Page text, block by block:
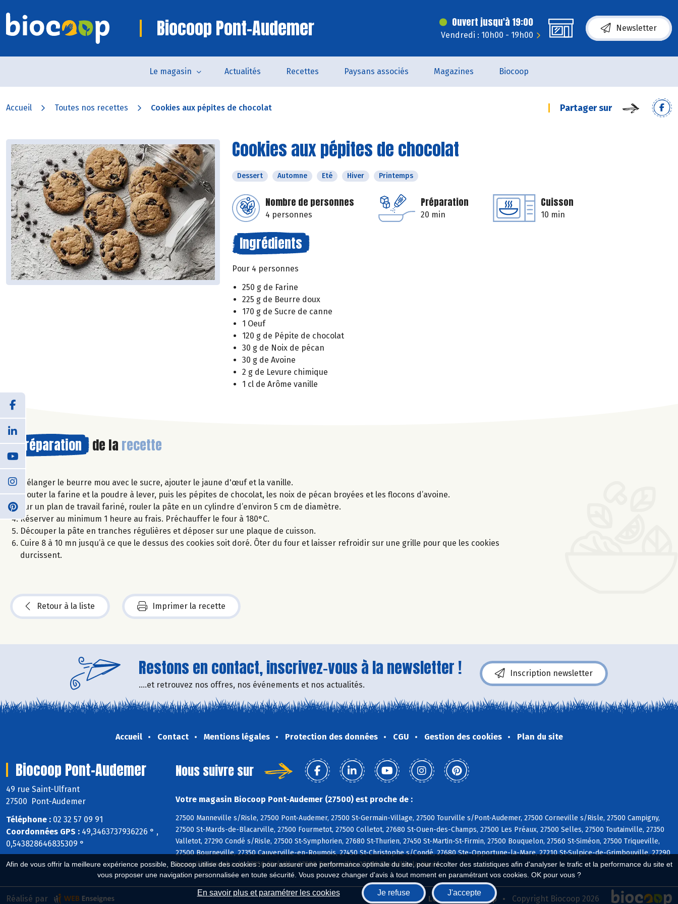
Afin de vous offrir la meilleure expérience possible, Biocoop utilise des cookies : pour assurer une performance optimale du site, pour récolter des statistiques afin d'analyser le trafic et la performance du site et
vous proposer une navigation personnalisée en toute sécurité. Vous pouvez changer d'avis à tout moment en paramétrant vos cookies. OK pour vous ?
En savoir plus et paramétrer les cookies Je refuse J'accepte
Biocoop Pont-Audemer Ouvert jusqu'à 19:00
Vendredi : 10h00 - 19h00
Newsletter
Le magasin Actualités Recettes Paysans associés Magazines Biocoop
Accueil Toutes nos recettes Cookies aux pépites de chocolat Partager sur
Cookies aux pépites de chocolat
Dessert Automne Eté Hiver Printemps
Nombre de personnes
4 personnes
Préparation
20 min
Cuisson
10 min
Ingrédients
Pour 4 personnes
250 g de Farine
225 g de Beurre doux
170 g de Sucre de canne
1 Oeuf
120 g de Pépite de chocolat
30 g de Noix de pécan
30 g de Avoine
2 g de Levure chimique
1 cl de Arôme vanille
Préparation de la recette
Mélanger le beurre mou avec le sucre, ajouter le jaune d'œuf et la vanille.
Ajouter la farine et la poudre à lever, puis les pépites de chocolat, les noix de pécan broyées et les flocons d’avoine.
Sur un plan de travail fariné, rouler la pâte en un cylindre d’environ 5 cm de diamètre.
Réserver au minimum 1 heure au frais. Préchauffer le four à 180°C.
Découper la pâte en tranches régulières et déposer sur une plaque de cuisson.
Cuire 8 à 10 mn jusqu’à ce que le dessus des cookies soit doré. Ôter du four et laisser refroidir sur une grille pour que les cookies
durcissent.
Retour à la liste Imprimer la recette
Restons en contact, inscrivez-vous à la newsletter !
....et retrouvez nos offres, nos événements et nos actualités.
Inscription newsletter
Accueil Contact Mentions légales Protection des données CGU Gestion des cookies Plan du site
Biocoop Pont-Audemer
49 rue Saint-Ulfrant
27500 Pont-Audemer
Téléphone : 02 32 57 09 91
Coordonnées GPS : 49,3463737936226 ° ,
0,543828646835309 °
Nous suivre sur
Votre magasin Biocoop Pont-Audemer (27500) est proche de :
27500 Manneville s/Risle, 27500 Pont-Audemer, 27500 St-Germain-Village, 27500 Tourville s/Pont-Audemer, 27500 Corneville s/Risle, 27500 Campigny,
27500 St-Mards-de-Blacarville, 27500 Fourmetot, 27500 Colletot, 27680 St-Ouen-des-Champs, 27500 Les Préaux, 27500 Selles, 27500 Toutainville, 27350
Valletot, 27290 Condé s/Risle, 27500 St-Symphorien, 27680 St-Thurien, 27450 St-Martin-St-Firmin, 27500 Bouquelon, 27560 St-Siméon, 27500 Triqueville,
27500 Bourneville, 27350 Cauverville-en-Roumois, 27450 St-Christophe s/Condé, 27680 Ste-Opportune-la-Mare, 27210 St-Sulpice-de-Grimbouville, 27290
Appeville-Annebault, 27350 Etréville, 27500 Tocqueville, 27680 Trouville-la-Haule
Biocoop.fr Le réseau Biocoop Copyright Biocoop 2026
Réalisé par